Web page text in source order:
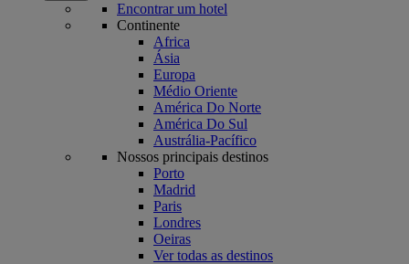
Encontrar um hotel
Continente
Africa
Ásia
Europa
Médio Oriente
América Do Norte
América Do Sul
Austrália-Pacífico
Nossos principais destinos
Porto
Madrid
Paris
Londres
Oeiras
Ver todas as destinos